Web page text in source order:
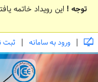
توجه ! این رویداد خاتمه
| ورود به سامانه | ثبت